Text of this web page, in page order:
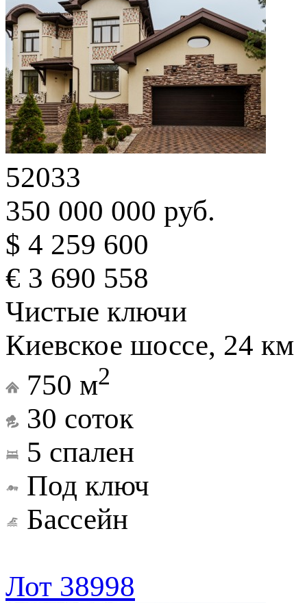
52033
350 000 000 руб.
$ 4 259 600
€ 3 690 558
Чистые ключи
Киевское шоссе, 24 км
750 м2
30 соток
5 спален
Под ключ
Бассейн
Лот 38998